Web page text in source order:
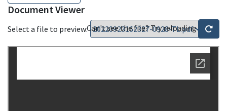
Document Viewer
Select a file to preview:Can't see the file? Try reloading